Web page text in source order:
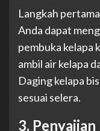
Langkah
Anda dapat
pembuka kelapa
ambil air kelapa
Daging kelapa
sesuai selera.
3. Penyajian